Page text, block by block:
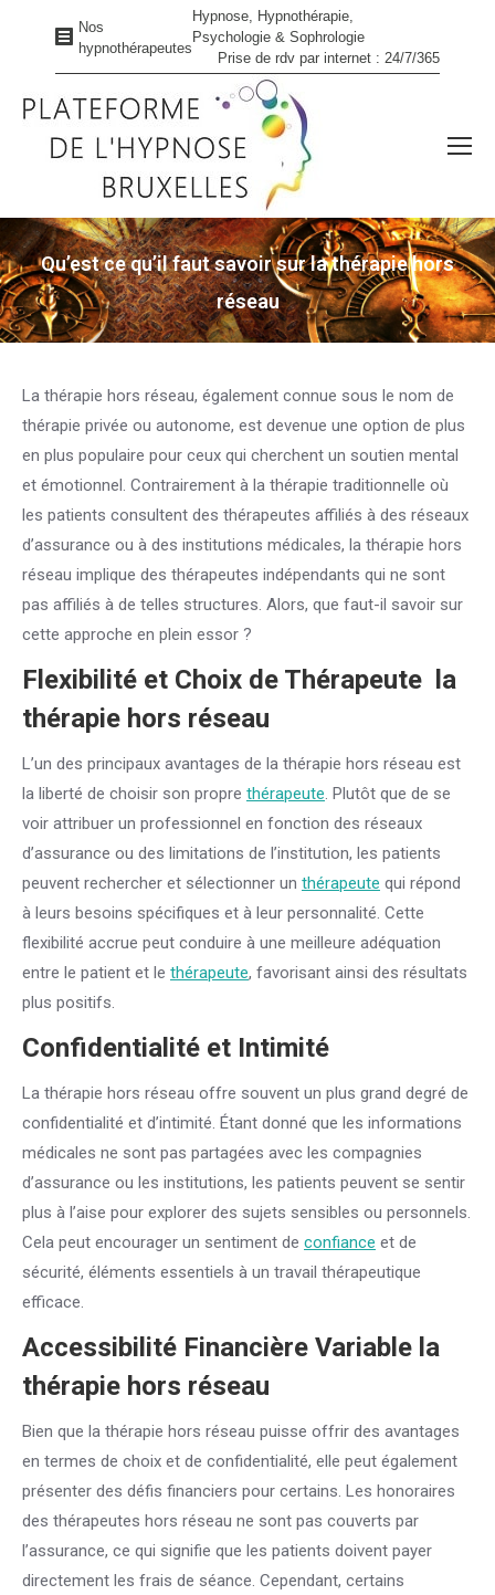
Nos
hypnothérapeutes
Hypnose, Hypnothérapie,
Psychologie & Sophrologie
Prise de rdv par internet : 24/7/365
Qu’est ce qu’il faut savoir sur la thérapie hors
réseau
Vous êtes ici :
La thérapie hors réseau, également connue sous le nom de
thérapie privée ou autonome, est devenue une option de plus
en plus populaire pour ceux qui cherchent un soutien mental
et émotionnel. Contrairement à la thérapie traditionnelle où
les patients consultent des thérapeutes affiliés à des réseaux
d’assurance ou à des institutions médicales, la thérapie hors
réseau implique des thérapeutes indépendants qui ne sont
pas affiliés à de telles structures. Alors, que faut-il savoir sur
cette approche en plein essor ?
Flexibilité et Choix de Thérapeute
la
thérapie hors réseau
L’un des principaux avantages de la thérapie hors réseau est
la liberté de choisir son propre thérapeute. Plutôt que de se
voir attribuer un professionnel en fonction des réseaux
d’assurance ou des limitations de l’institution, les patients
peuvent rechercher et sélectionner un thérapeute qui répond
à leurs besoins spécifiques et à leur personnalité. Cette
flexibilité accrue peut conduire à une meilleure adéquation
entre le patient et le thérapeute, favorisant ainsi des résultats
plus positifs.
Confidentialité et Intimité
La thérapie hors réseau offre souvent un plus grand degré de
confidentialité et d’intimité. Étant donné que les informations
médicales ne sont pas partagées avec les compagnies
d’assurance ou les institutions, les patients peuvent se sentir
plus à l’aise pour explorer des sujets sensibles ou personnels.
Cela peut encourager un sentiment de confiance et de
sécurité, éléments essentiels à un travail thérapeutique
efficace.
Accessibilité Financière Variable la
thérapie hors réseau
Bien que la thérapie hors réseau puisse offrir des avantages
en termes de choix et de confidentialité, elle peut également
présenter des défis financiers pour certains. Les honoraires
des thérapeutes hors réseau ne sont pas couverts par
l’assurance, ce qui signifie que les patients doivent payer
directement les frais de séance. Cependant, certains